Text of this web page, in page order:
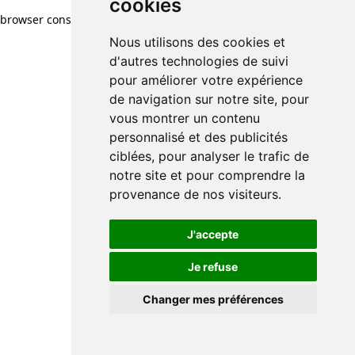
cookies
Nous utilisons des cookies et
d'autres technologies de suivi
pour améliorer votre expérience
de navigation sur notre site, pour
vous montrer un contenu
personnalisé et des publicités
ciblées, pour analyser le trafic de
notre site et pour comprendre la
provenance de nos visiteurs.
J'accepte
Je refuse
Changer mes préférences
browser console for more information)